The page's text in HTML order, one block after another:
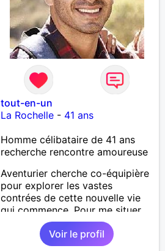
tout-en-un
La Rochelle - 41 ans
Homme célibataire de 41 ans
recherche rencontre amoureuse
Aventurier cherche co-équipière
pour explorer les vastes
contrées de cette nouvelle vie
qui commence. Pour me situer,
je préfère le charme à la
plastique, la sensibilité à la
sensiblerie, la sensualité à la
Voir le profil